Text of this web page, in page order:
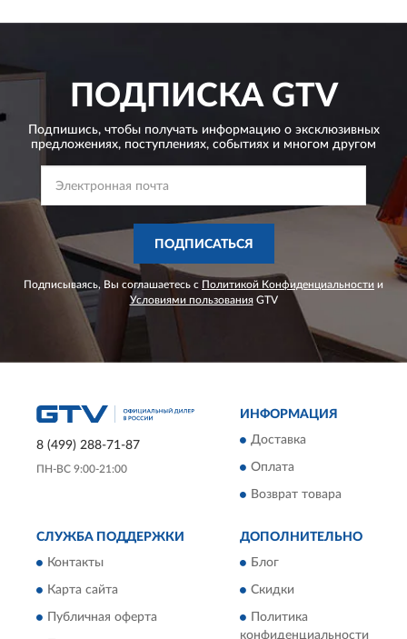
ПОДПИСКАGTV
Подпишись, чтобы получать информацию о эксклюзивных
предложениях, поступлениях, событиях и многом другом
ПОДПИСАТЬСЯ
Подписываясь, Вы соглашаетесь с Политикой Конфиденциальности и
Условиями пользованияGTV
8 (499) 288-71-87
ПН-ВС 9:00-21:00
ИНФОРМАЦИЯ
Доставка
Оплата
Возврат товара
СЛУЖБА ПОДДЕРЖКИ
Контакты
Карта сайта
Публичная оферта
ДОПОЛНИТЕЛЬНО
Блог
Скидки
Политика
конфиденциальности